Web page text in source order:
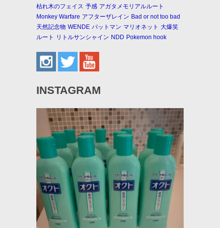
枯れ木のフェイス 予感 アガタメモリアルルート
Monkey Warfare アフターザレイン Bad or not too bad
天然記念物 WENDE バットマン マリオネット 大爆笑
ルート
リトルサンシャイン NDD Pokemon hook
INSTAGRAM